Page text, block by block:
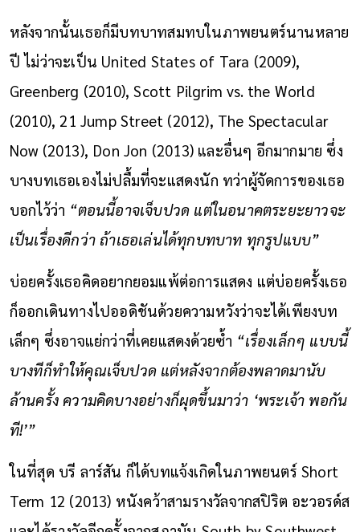
หลังจากนั้นเธอก็มีบทบาทสมทบในภาพยนตร์นานหลาย
ปี ไม่ว่าจะเป็น United States of Tara (2009),
Greenberg (2010), Scott Pilgrim vs. the World
(2010), 21 Jump Street (2012), The Spectacular
Now (2013), Don Jon (2013) และอื่นๆ อีกมากมาย ซึ่ง
บางบทเธอเองไม่ปลื้มที่จะแสดงนัก ทว่าผู้จัดการของเธอ
บอกไว้ว่า “ตอนนี้อาจเจ็บปวด แต่ในอนาคตระยะยาวจะ
เป็นเรื่องดีกว่า ถ้าเธอเล่นได้ทุกบทบาท ทุกรูปแบบ”
บ่อยครั้งเธอคิดอยากยอมแพ้ต่อการแสดง แต่บ่อยครั้งเธอ
ก็ออกเดินทางไปออดิชันด้วยความหวังว่าจะได้เพียงบท
เล็กๆ ซึ่งอาจแย่กว่าที่เคยแสดงด้วยซ้ำ “เรื่องเล็กๆ แบบนี้
บางทีก็ทำให้คุณเจ็บปวด แต่หลังจากต้องพลาดมานับ
ล้านครั้ง ความคิดบางอย่างก็ผุดขึ้นมาว่า ‘พระเจ้า พอกัน
ที!’”
ในที่สุด บรี ลาร์สัน ก็ได้บทแจ้งเกิดในภาพยนตร์ Short
Term 12 (2013) หนังคว้าสามรางวัลจากสปิริต อะวอรด์ส